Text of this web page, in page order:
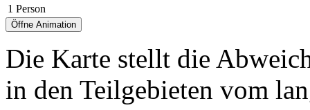
1 Person
Die Karte stellt die
in den Teilgebieten vom